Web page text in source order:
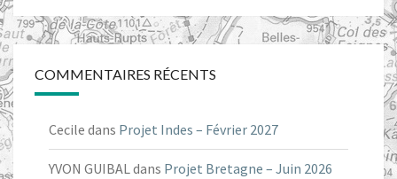
COMMENTAIRES RÉCENTS
Cecile dans Projet Indes – Février 2027
YVON GUIBALdans Projet Bretagne – Juin 2026